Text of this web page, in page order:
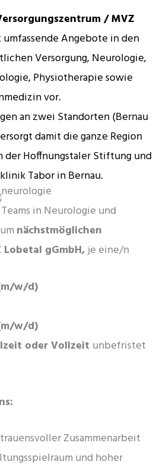
/ MVZ
umfassende Angebote in den
Versorgung, Neurologie,
Physiotherapie sowie
vor.
an zwei Standorten (Bernau
damit die ganze Region
Hoffnungstaler Stiftung und
Tabor in Bernau.
in Neurologie und
nächstmöglichen
gGmbH,je eine/n
w/d)
w/d)
oder Vollzeit unbefristet
Zusammenarbeit
und hoher